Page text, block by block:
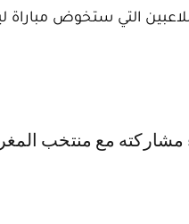
التي ستخوض مباراة